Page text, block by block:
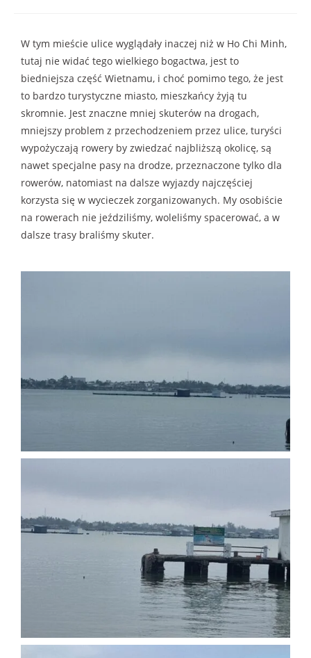
W tym mieście ulice wyglądały inaczej niż w Ho Chi Minh,
tutaj nie widać tego wielkiego bogactwa, jest to
biedniejsza część Wietnamu, i choć pomimo tego, że jest
to bardzo turystyczne miasto, mieszkańcy żyją tu
skromnie. Jest znaczne mniej skuterów na drogach,
mniejszy problem z przechodzeniem przez ulice, turyści
wypożyczają rowery by zwiedzać najbliższą okolicę, są
nawet specjalne pasy na drodze, przeznaczone tylko dla
rowerów, natomiast na dalsze wyjazdy najczęściej
korzysta się w wycieczek zorganizowanych. My osobiście
na rowerach nie jeździliśmy, woleliśmy spacerować, a w
dalsze trasy braliśmy skuter.